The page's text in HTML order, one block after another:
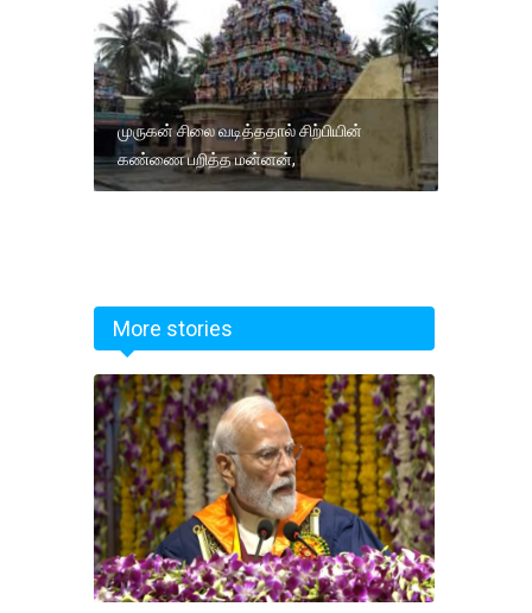
முருகன் சிலை வடித்ததால் சிற்பியின்
கண்ணை பறித்த மன்னன்,
More stories